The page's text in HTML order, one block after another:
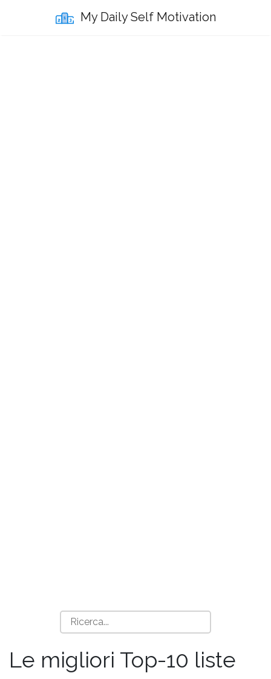
My Daily Self Motivation
Le migliori Top-10 liste